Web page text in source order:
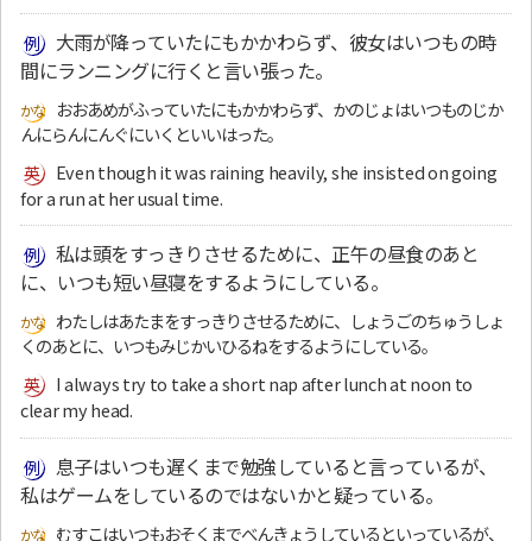
大雨が降っていたにもかかわらず、彼女はいつもの時
間にランニングに行くと言い張った。
おおあめがふっていたにもかかわらず、かのじょはいつものじか
んにらんにんぐにいくといいはった。
Even though it was raining heavily, she insisted on going
for a run at her usual time.
私は頭をすっきりさせるために、正午の昼食のあと
に、いつも短い昼寝をするようにしている。
わたしはあたまをすっきりさせるために、しょうごのちゅうしょ
くのあとに、いつもみじかいひるねをするようにしている。
I always try to take a short nap after lunch at noon to
clear my head.
息子はいつも遅くまで勉強していると言っているが、
私はゲームをしているのではないかと疑っている。
むすこはいつもおそくまでべんきょうしているといっているが、